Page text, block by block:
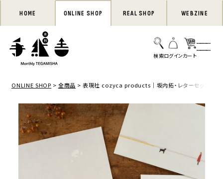
HOME ONLINE SHOP REAL SHOP WEBZINE
ONLINE SHOP 全商品 表現社 cozyca products｜坂内拓・レターセット「